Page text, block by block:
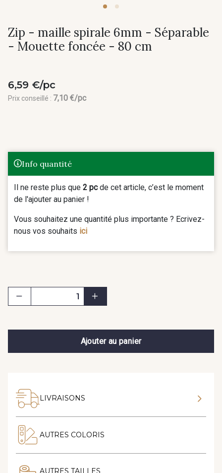
Zip - maille spirale 6mm - Séparable
- Mouette foncée - 80 cm
6,59 €/pc
Prix conseillé : 7,10 €/pc
Info quantité
Il ne reste plus que 2 pcde cet article, c’est le moment
de l'ajouter au panier !
Vous souhaitez une quantité plus importante ? Ecrivez-
nous vos souhaits ici
Ajouter au panier
LIVRAISONS
AUTRES COLORIS
AUTRES TAILLES